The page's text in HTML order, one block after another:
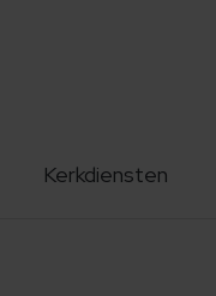
Kerkdiensten